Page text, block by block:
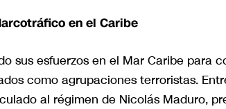
en el Caribe
sus esfuerzos en el Mar Caribe para
como agrupaciones terroristas.
al régimen de Nicolás Maduro,